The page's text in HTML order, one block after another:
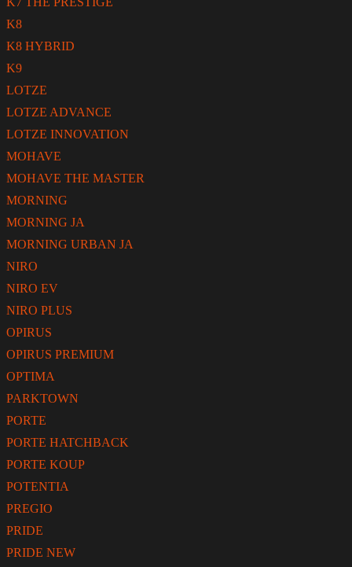
K8
K8 HYBRID
K9
LOTZE
LOTZE ADVANCE
LOTZE INNOVATION
MOHAVE
MOHAVE THE MASTER
MORNING
MORNING JA
MORNING URBAN JA
NIRO
NIRO EV
NIRO PLUS
OPIRUS
OPIRUS PREMIUM
OPTIMA
PARKTOWN
PORTE
PORTE HATCHBACK
PORTE KOUP
POTENTIA
PREGIO
PRIDE
PRIDE NEW